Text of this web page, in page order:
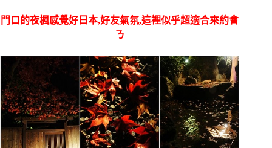
門口的夜楓感覺好日本,好友氣氛,這裡似乎超適合來約會
ㄋ